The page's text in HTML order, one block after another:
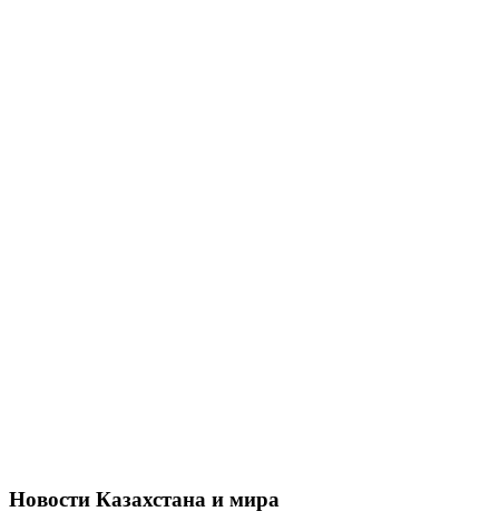
Новости Казахстана и мира